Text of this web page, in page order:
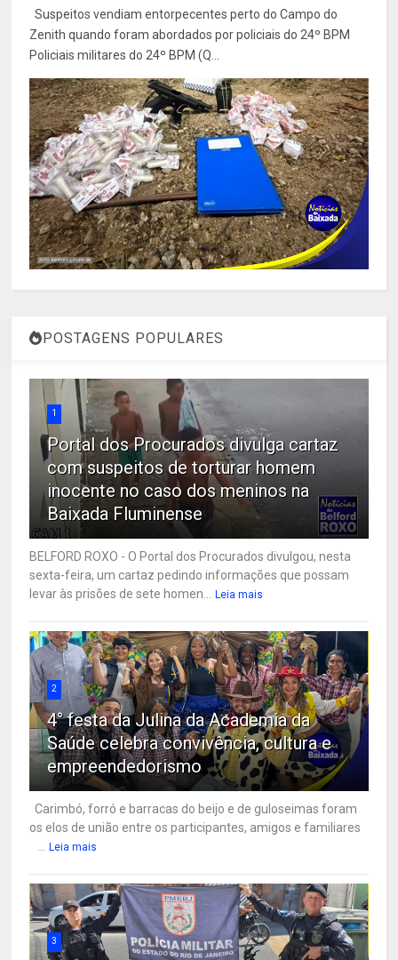
Suspeitos vendiam entorpecentes perto do Campo do
Zenith quando foram abordados por policiais do 24º BPM
Policiais militares do 24º BPM (Q...
POSTAGENS POPULARES
1
Portal dos Procurados divulga cartaz
com suspeitos de torturar homem
inocente no caso dos meninos na
Baixada Fluminense
BELFORD ROXO - O Portal dos Procurados divulgou, nesta
sexta-feira, um cartaz pedindo informações que possam
levar às prisões de sete homen...
Leia mais
2
4° festa da Julina da Academia da
Saúde celebra convivência, cultura e
empreendedorismo
Carimbó, forró e barracas do beijo e de guloseimas foram
os elos de união entre os participantes, amigos e familiares
Leia mais
3